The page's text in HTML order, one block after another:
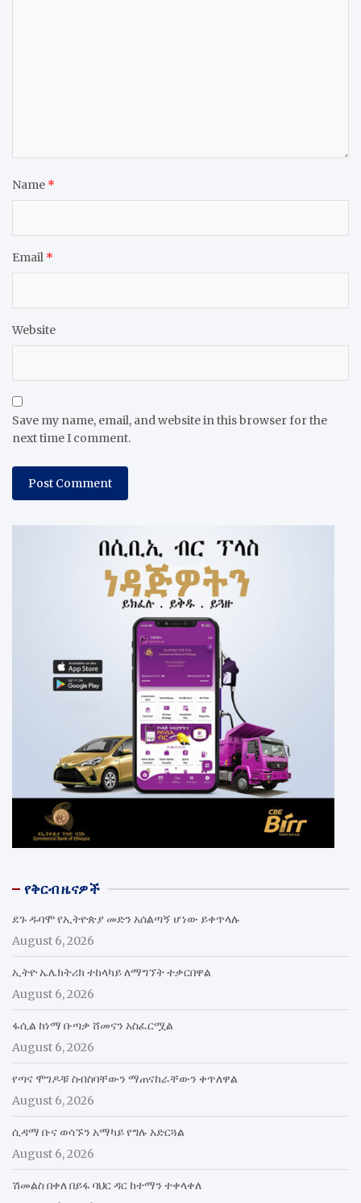
Name *
Email *
Website
Save my name, email, and website in this browser for the
next time I comment.
የቅርብ ዜናዎች
ደጉ ዱባሞ የኢትዮጵያ መድን አሰልጣኝ ሆነው ይቀጥላሉ
August 6, 2026
ኢትዮ ኤሌክትሪክ ተከላካይ ለማግኘት ተቃርበዋል
August 6, 2026
ፋሲል ከነማ ቡጣቃ ሸመናን አስፈርሟል
August 6, 2026
የጣና ሞገዶቹ ስብስባቸውን ማጠናከራቸውን ቀጥለዋል
August 6, 2026
ሲዳማ ቡና ወሳኙን አማካይ የግሉ አድርጓል
August 6, 2026
ሽመልስ በቀለ በይፋ ባህር ዳር ከተማን ተቀላቀለ